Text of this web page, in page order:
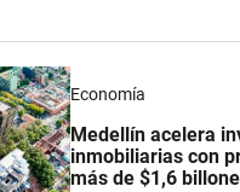
Economía
Medellín acelera
inmobiliarias con
más de $1,6